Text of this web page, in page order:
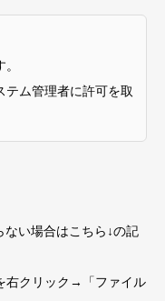
テム管理者に許可を取
い場合はこちら↓の記
右クリック→「ファイル